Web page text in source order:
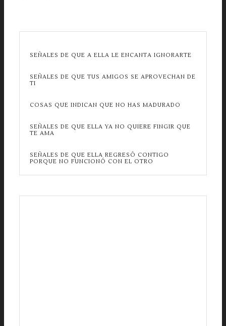
SEÑALES DE QUE A ELLA LE ENCANTA IGNORARTE
SEÑALES DE QUE TUS AMIGOS SE APROVECHAN DE
TI
COSAS QUE INDICAN QUE NO HAS MADURADO
SEÑALES DE QUE ELLA YA NO QUIERE FINGIR QUE
TE AMA
SEÑALES DE QUE ELLA REGRESÓ CONTIGO
PORQUE NO FUNCIONÓ CON EL OTRO